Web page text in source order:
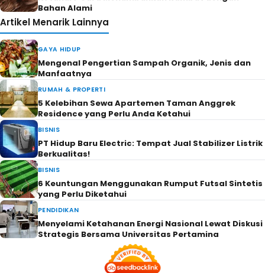
Bahan Alami
Artikel Menarik Lainnya
GAYA HIDUP
Mengenal Pengertian Sampah Organik, Jenis dan
Manfaatnya
RUMAH & PROPERTI
5 Kelebihan Sewa Apartemen Taman Anggrek
Residence yang Perlu Anda Ketahui
BISNIS
PT Hidup Baru Electric: Tempat Jual Stabilizer Listrik
Berkualitas!
BISNIS
6 Keuntungan Menggunakan Rumput Futsal Sintetis
yang Perlu Diketahui
PENDIDIKAN
Menyelami Ketahanan Energi Nasional Lewat Diskusi
Strategis Bersama Universitas Pertamina